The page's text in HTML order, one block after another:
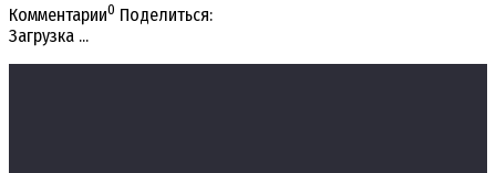
Комментарии0 Поделиться:
Загрузка ...